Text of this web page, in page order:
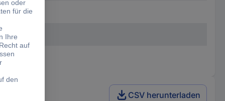
CSV herunterladen